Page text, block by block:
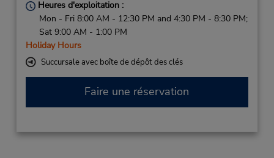
Heures d'exploitation :
Mon - Fri 8:00 AM - 12:30 PM and 4:30 PM - 8:30 PM;
Sat 9:00 AM - 1:00 PM
Holiday Hours
Succursale avec boîte de dépôt des clés
Faire une réservation